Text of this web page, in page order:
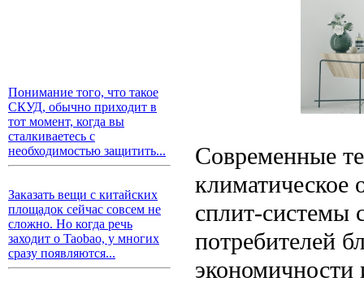
Понимание того, что такое
СКУД, обычно приходит в
тот момент, когда вы
сталкиваетесь с
необходимостью защитить...
Заказать вещи с китайских
площадок сейчас совсем не
сложно. Но когда речь
заходит о Taobao, у многих
сразу появляются...
Современные
климатическое
сплит-системы
потребителей
экономичности